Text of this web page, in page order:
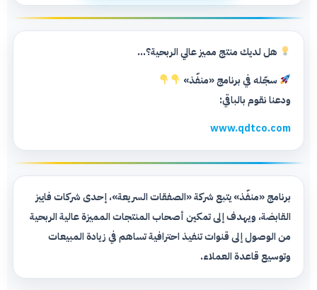
هل لديك منتج مميز عالي الربحية؟...
سجّله في برنامج «منفّذ»
ودعنا نقوم بالباقي:
www.qdtco.com
برنامج «منفّذ» يتبع شركة «الصفقات السريعة»، إحدى شركات فايبز
القابضة، ويهدف إلى تمكين أصحاب المنتجات المميزة عالية الربحية
من الوصول إلى قنوات تنفيذ احترافية تساهم في زيادة المبيعات
وتوسيع قاعدة العملاء.